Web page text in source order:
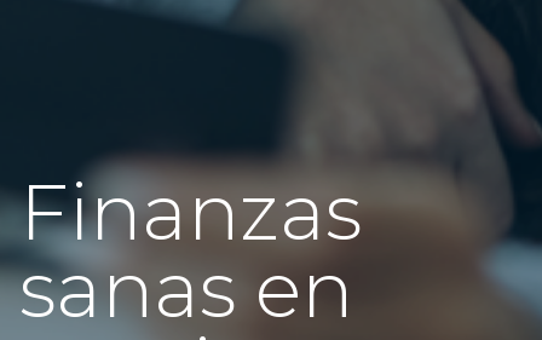
Finanzas
sanas en